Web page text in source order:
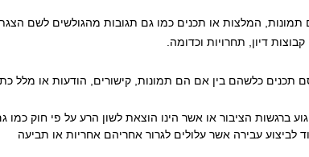
המלצות או תכנים כמו גם תגובות מהגולשים לשם
דיון, תחרויות וכדומה.
תכנים כלשהם בין אם הם תמונות, קישורים, הודעות או מלל
ברגשות הציבור או אשר הינו הוצאת לשון הרע על פי חוק כמו
לביצוע עבירה אשר עלולים לגרור אחריהם אחריות או תביעה